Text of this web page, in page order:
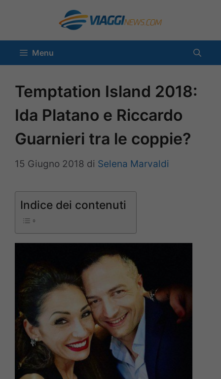
contenuto
Menu
Temptation Island 2018:
Ida Platano e Riccardo
Guarnieri tra le coppie?
15 Giugno 2018 di Selena Marvaldi
Indice dei contenuti